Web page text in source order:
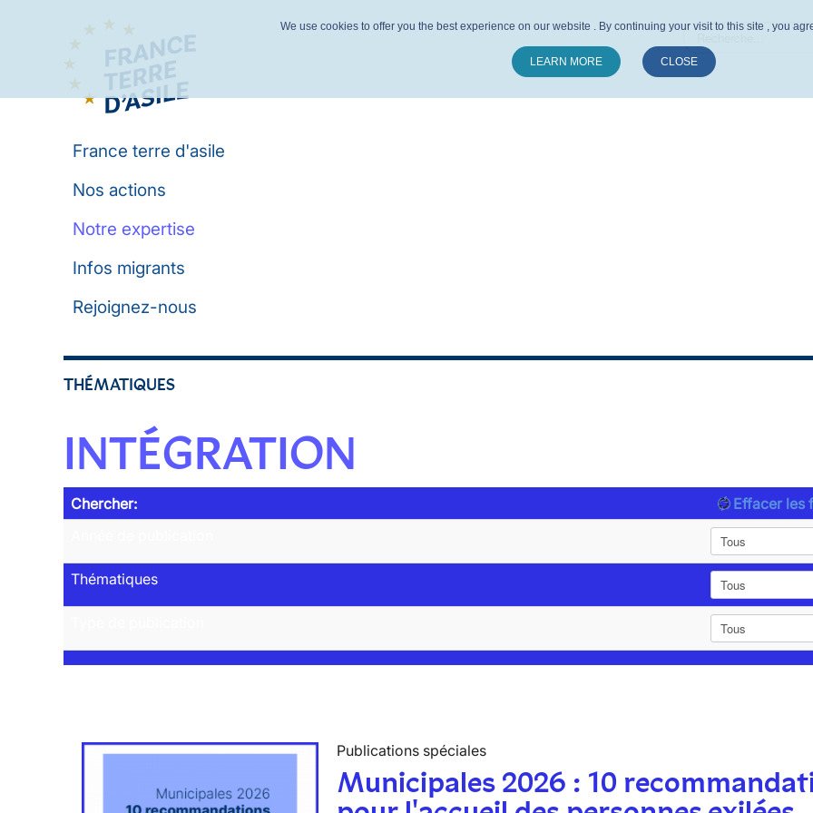
France terre d'asile
Nos actions
Notre expertise
Infos migrants
Rejoignez-nous
THÉMATIQUES
INTÉGRATION
Chercher:
Effacer les
Thématiques
Publications spéciales
Municipales 2026 : 10
We use cookies to offer you the best experience on our website . By continuing your visit to this site , you
LEARN MORE CLOSE